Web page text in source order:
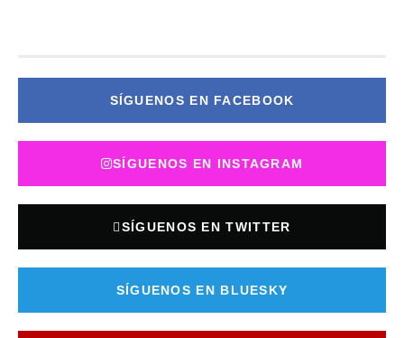
SÍGUENOS EN FACEBOOK
SÍGUENOS EN INSTAGRAM
SÍGUENOS EN TWITTER
SÍGUENOS EN BLUESKY